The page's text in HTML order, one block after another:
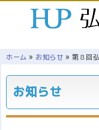
ホーム » お知らせ »第８回
お知らせ